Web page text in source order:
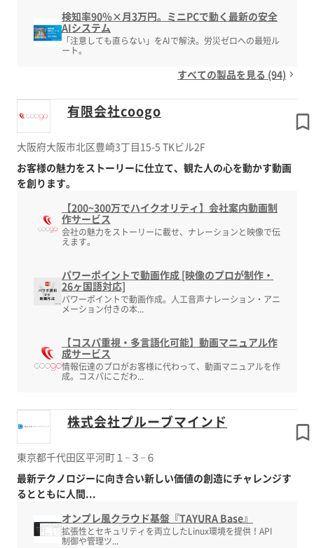
検知率90％×月3万円。ミニPCで動く最新の安全
AIシステム
「注意しても直らない」をAIで解決。労災ゼロへの最短ル
ート。
すべての製品を見る (94)
有限会社coogo
大阪府大阪市北区豊崎3丁目15-5 TKビル2F
お客様の魅力をストーリーに仕立て、観た人の心を動かす動画
を創ります。
【200~300万でハイクオリティ】会社案内動画制
作サービス
会社の魅力をストーリーに載せ、ナレーションと映像で伝
えます。
パワーポイントで動画作成 [映像のプロが制作・
26ヶ国語対応]
パワーポイントで動画作成。人工音声ナレーション・アニ
メーション付きの本...
【コスパ重視・多言語化可能】動画マニュアル作
成サービス
情報伝達のプロがお客様に代わって、動画マニュアルを作
成。コスパにこだわ...
株式会社プルーブマインド
東京都千代田区平河町１−３−６
最新テクノロジーに向き合い新しい価値の創造にチャレンジす
るとともに人間...
オンプレ風クラウド基盤『TAYURA Base』
拡張性とセキュリティを両立したLinux環境を提供！API
制御や管理ツ...